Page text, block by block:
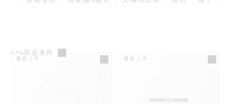
43 产品 筛选条件
最新上市 最新上市